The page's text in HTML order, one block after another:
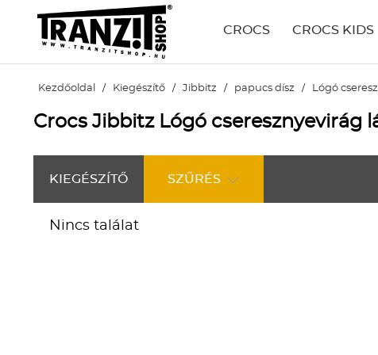
CROCS CROCS KIDS
Kezdőoldal / Kiegészítő / Jibbitz / papucs dísz / Lógó
Crocs Jibbitz Lógó cseresznyevirág
KIEGÉSZÍTŐ SZŰRÉS
Nincs találat